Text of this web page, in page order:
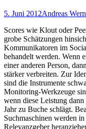
Posted
5. Juni 2012Autor
Andreas
Scores wie Klout oder
grobe Schätzungen
Kommunikatoren im
behandelt werden. Wenn
einer anderen Person,
stärker verbreiten. Zur
sind die Instrumente
Monitoring-Werkzeuge
wenn diese Leistung
Jahr zu Buche schlägt.
Suchmaschinen werden
Relevanzgeber